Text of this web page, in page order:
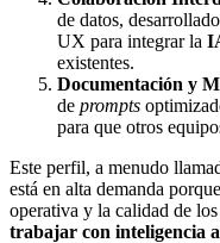
de datos,
UX para integrar la
existentes.
Documentación y
de prompts
para que otros
Este perfil, a menudo
está en alta demanda
operativa y la calidad de
trabajar con inteligencia